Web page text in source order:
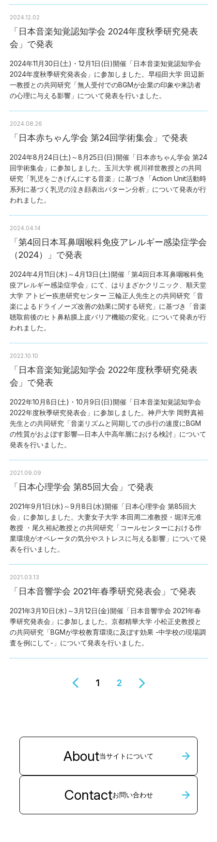
2024.12.02
「日本音楽知覚認知学会 2024年度秋季研究発表
会」で発表
2024年11月30日(土)・12月1日(日)開催「日本音楽知覚認知学会
2024年度秋季研究発表会」に参加しました。早稲田大学 田辺新
一教授との共同研究「無人受付でのBGMが企業の印象や来訪者
の心理に与える影響」について発表を行いました。
2024.08.26
「日本赤ちゃん学会 第24回学術集会」で発表
2024年8月24日(土)～8月25日(日)開催「日本赤ちゃん学会 第24
回学術集会」に参加しました。玉川大学 梶川祥世教授との共同
研究「乳児をごきげんにする音楽」に基づき「Action Unit活動時
系列に基づく乳児の泣き顔表出パターン分析」について発表が行
われました。
2024.04.14
「第4回日本耳鼻咽喉科免疫アレルギー感染症学会
（2024）」で発表
2024年4月11日(木)～4月13日(土)開催「第4回日本耳鼻咽喉科免
疫アレルギー感染症学会」にて、はりまざかクリニック、順天堂
大学 アトピー疾患研究センター 三輪正人先生との共同研究「音
楽によるドライノーズ改善の効果に関する研究」に基づき「音楽
聴取前後のヒト鼻粘膜上皮バリア機能の変化」について発表が行
われました。
2022.10.10
「日本音楽知覚認知学会 2022年度秋季研究発表
会」で発表
2022年10月8日(土)・10月9日(日)開催「日本音楽知覚認知学会
2022年度秋季研究発表会」に参加しました。神戸大学 岡野真裕
先生との共同研究「音楽リズムと同期しての歩行の速度にBGM
の性質がおよぼす影響―日本人中高年層における検討」について
発表を行いました。
2021.09.09
「日本心理学会 第85回大会」で発表
2021年9月1日(水)～9月8日(水)開催「日本心理学会 第85回大
会」に参加しました。大妻女子大学 本田周二准教授・堀洋元准
教授 ・尾久裕紀教授との共同研究「コールセンターにおける作
業環境がオペレータの気分やストレスに与える影響」について発
表を行いました。
2021.03.13
「日本音響学会 2021年春季研究発表会」で発表
2021年3月10日(水)～3月12日(金)開催「日本音響学会 2021年春
季研究発表会」に参加しました。京都精華大学 小松正史教授と
の共同研究「BGMが学校教育環境に及ぼす効果 -中学校の現場調
査を例にして-」について発表を行いました。
1 2
About当サイトについて
Contactお問い合わせ